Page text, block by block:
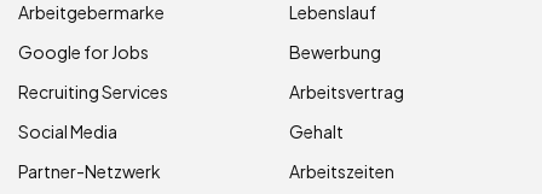
Arbeitgebermarke
Google for Jobs
Recruiting Services
Social Media
Partner-Netzwerk
Lebenslauf
Bewerbung
Arbeitsvertrag
Gehalt
Arbeitszeiten